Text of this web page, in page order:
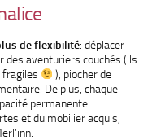
de flexibilité: déplacer
aventuriers couchés (ils
fragiles
), piocher de
De plus, chaque
permanente
et du mobilier acquis,